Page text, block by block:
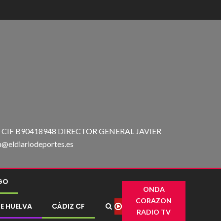
B90418948 DIRECTOR GENERAL JAVIER
HUELVA CÁDIZ CF
ONDA
CORAZON
RADIO TV